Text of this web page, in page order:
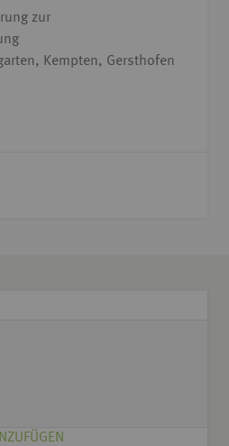
zur
Kempten, Gersthofen